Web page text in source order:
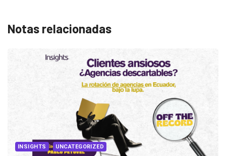
Notas relacionadas